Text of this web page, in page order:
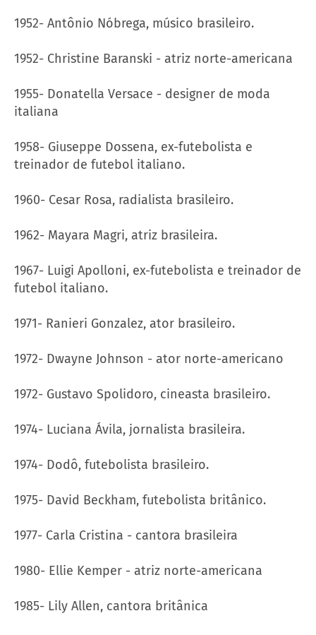
1952- Antônio Nóbrega, músico brasileiro.
1952- Christine Baranski - atriz norte-americana
1955- Donatella Versace - designer de moda
italiana
1958- Giuseppe Dossena, ex-futebolista e
treinador de futebol italiano.
1960- Cesar Rosa, radialista brasileiro.
1962- Mayara Magri, atriz brasileira.
1967- Luigi Apolloni, ex-futebolista e treinador de
futebol italiano.
1971- Ranieri Gonzalez, ator brasileiro.
1972- Dwayne Johnson - ator norte-americano
1972- Gustavo Spolidoro, cineasta brasileiro.
1974- Luciana Ávila, jornalista brasileira.
1974- Dodô, futebolista brasileiro.
1975- David Beckham, futebolista britânico.
1977- Carla Cristina - cantora brasileira
1980- Ellie Kemper - atriz norte-americana
1985- Lily Allen, cantora britânica